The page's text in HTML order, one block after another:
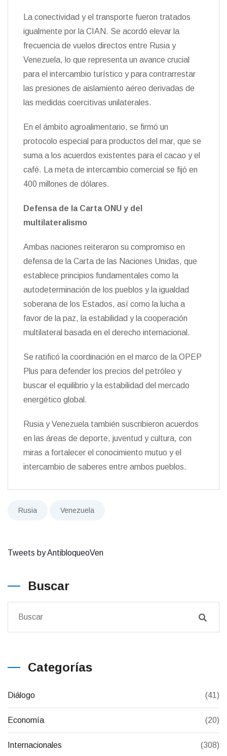
La conectividad y el transporte fueron tratados
igualmente por la CIAN. Se acordó elevar la
frecuencia de vuelos directos entre Rusia y
Venezuela, lo que representa un avance crucial
para el intercambio turístico y para contrarrestar
las presiones de aislamiento aéreo derivadas de
las medidas coercitivas unilaterales.
En el ámbito agroalimentario, se firmó un
protocolo especial para productos del mar, que se
suma a los acuerdos existentes para el cacao y el
café. La meta de intercambio comercial se fijó en
400 millones de dólares.
Defensa de la Carta ONU y del
multilateralismo
Ambas naciones reiteraron su compromiso en
defensa de la Carta de las Naciones Unidas, que
establece principios fundamentales como la
autodeterminación de los pueblos y la igualdad
soberana de los Estados, así como la lucha a
favor de la paz, la estabilidad y la cooperación
multilateral basada en el derecho internacional.
Se ratificó la coordinación en el marco de la OPEP
Plus para defender los precios del petróleo y
buscar el equilibrio y la estabilidad del mercado
energético global.
Rusia y Venezuela también suscribieron acuerdos
en las áreas de deporte, juventud y cultura, con
miras a fortalecer el conocimiento mutuo y el
intercambio de saberes entre ambos pueblos.
Rusia Venezuela
Tweets by AntibloqueoVen
Buscar
Categorías
Diálogo (41)
Economía (20)
Internacionales (308)